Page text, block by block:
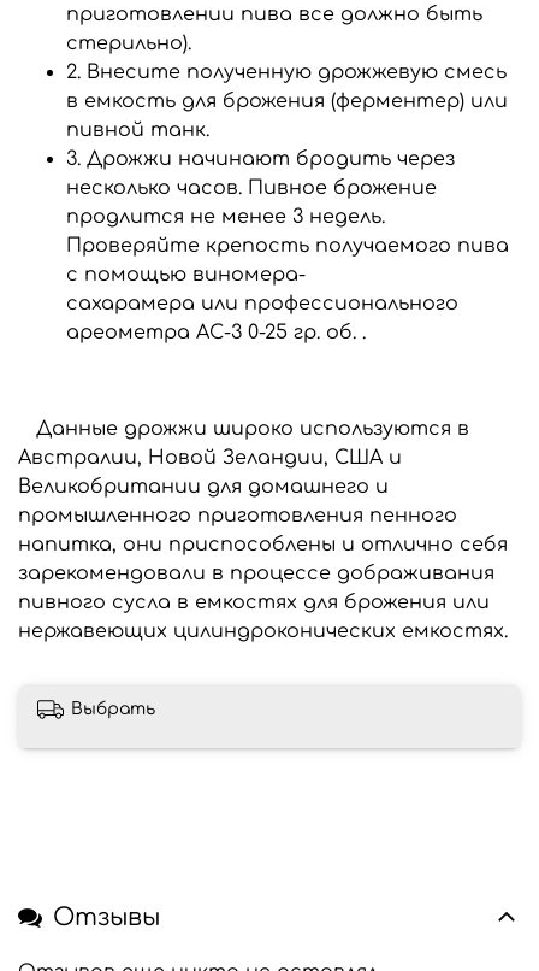
приготовлении пива все должно быть
стерильно).
2. Внесите полученную дрожжевую смесь
в емкость для брожения (ферментер) или
пивной танк.
3. Дрожжи начинают бродить через
несколько часов. Пивное брожение
продлится не менее 3 недель.
Проверяйте крепость получаемого пива
с помощью виномера-
сахарамера или профессионального
ареометра АС-3 0-25 гр. об. .
Данные дрожжи широко используются в
Австралии, Новой Зеландии, США и
Великобритании для домашнего и
промышленного приготовления пенного
напитка, они приспособлены и отлично себя
зарекомендовали в процессе дображивания
пивного сусла в емкостях для брожения или
нержавеющих цилиндроконических емкостях.
Выбрать
Отзывы